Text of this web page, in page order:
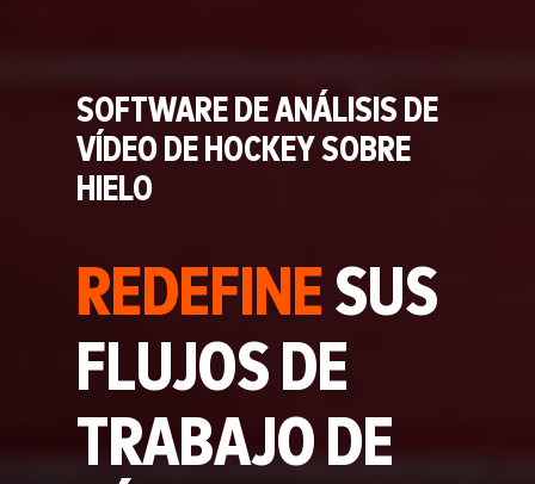
SOFTWARE DE ANÁLISIS DE
VÍDEO DE HOCKEY SOBRE
HIELO
REDEFINE SUS
FLUJOS DE
TRABAJO DE